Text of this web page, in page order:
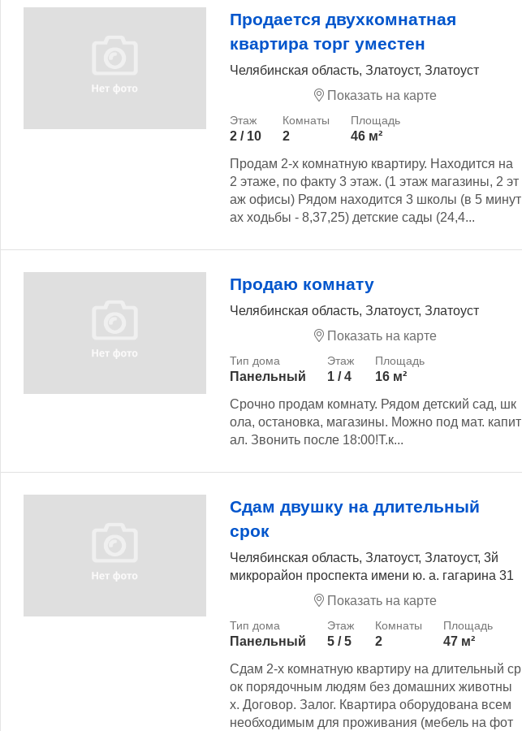
Продается двухкомнатная
квартира торг уместен
Челябинская область, Златоуст, Златоуст
Показать на карте
2 / 10 2
46 м²
Продам 2-х комнатную квартиру. Находится на
2 этаже, по факту 3 этаж. (1 этаж магазины, 2 эт
аж офисы) Рядом находится 3 школы (в 5 минут
ах ходьбы - 8,37,25) детские сады (24,4...
Продаю комнату
Челябинская область, Златоуст, Златоуст
Показать на карте
Панельный 1 / 4
16 м²
Срочно продам комнату. Рядом детский сад, шк
ола, остановка, магазины. Можно под мат. капит
ал. Звонить после 18:00!Т.к...
Сдам двушку на длительный
срок
Челябинская область, Златоуст, Златоуст, 3й
микрорайон проспекта имени ю. а. гагарина 31
Показать на карте
Панельный 5 / 5 2
47 м²
Сдам 2-х комнатную квартиру на длительный ср
ок порядочным людям без домашних животны
х. Договор. Залог. Квартира оборудована всем
необходимым для проживания (мебель на фот